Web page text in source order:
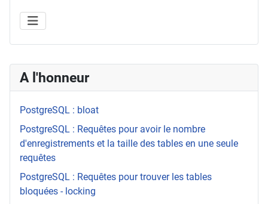
A l'honneur
PostgreSQL : bloat
PostgreSQL : Requêtes pour avoir le nombre
d'enregistrements et la taille des tables en une seule
requêtes
PostgreSQL : Requêtes pour trouver les tables
bloquées - locking